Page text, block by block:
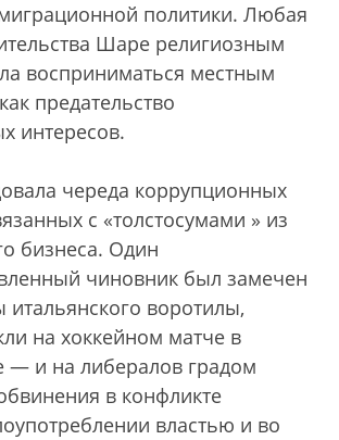
политики. Любая
Шаре религиозным
восприниматься местным
предательство
интересов.
череда коррупционных
с «толстосумами » из
бизнеса. Один
чиновник был замечен
итальянского воротилы,
на хоккейном матче в
— и на либералов градом
в конфликте
властью и во